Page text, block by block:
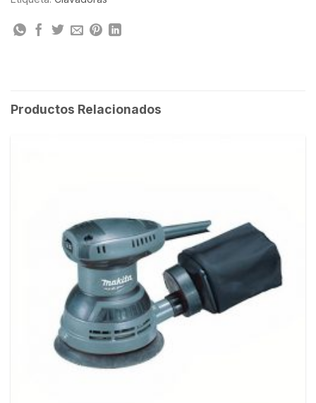
Productos Relacionados